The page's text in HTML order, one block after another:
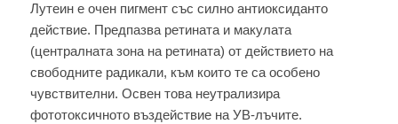
Лутеин е очен пигмент със силно антиоксиданто
действие. Предпазва ретината и макулата
(централната зона на ретината) от действието на
свободните радикали, към които те са особено
чувствителни. Освен това неутрализира
фототоксичното въздействие на УВ-лъчите.